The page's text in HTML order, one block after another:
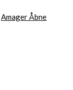
Amager Åbne